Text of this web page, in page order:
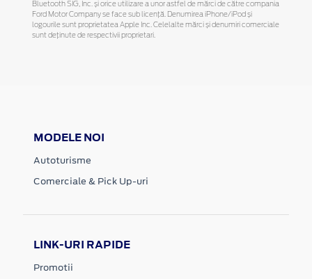
Bluetooth SIG, Inc. și orice utilizare a unor astfel de mărci de către compania
Ford Motor Company se face sub licență. Denumirea iPhone/iPod și
logourile sunt proprietatea Apple Inc. Celelalte mărci și denumiri comerciale
sunt deținute de respectivii proprietari.
MODELE NOI
Autoturisme
Comerciale & Pick Up-uri
LINK-URI RAPIDE
Promotii